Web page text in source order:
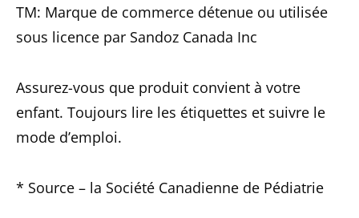
TM: Marque de commerce détenue ou utilisée
sous licence par Sandoz Canada Inc
Assurez-vous que produit convient à votre
enfant. Toujours lire les étiquettes et suivre le
mode d’emploi.
* Source – la Société Canadienne de Pédiatrie